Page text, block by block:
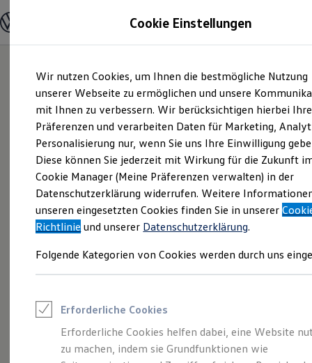
Hauptinhalt
springen
Footer
springen
Modelle und Konfigurator
Modelle vergleichen
Elektroautos
ENERGY Sondermodelle
Nutzfahrzeuge
SUV und CUV
Familienautos
Kombis
Kompaktwagen
Sportwagen
Schnell verfügbare Fahrzeuge
Angebote und Produkte
Aktuelle Angebote
E-Auto-Förderung
Volkswagen Marktplatz
Junge Gebrauchtwagen und Gebrauchtwagen
Saisonangebote
Leasing
Leasing-Angebote
Gebrauchtwagen Leasing
Cookie Einstellungen
Wir nutzen Cookies, um Ihnen die bestmögliche Nutzung
unserer Webseite zu ermöglichen und unsere
mit Ihnen zu verbessern. Wir berücksichtigen hierbei Ihre
Präferenzen und verarbeiten Daten für Marketing,
Personalisierung nur, wenn Sie uns Ihre Einwilligung
Diese können Sie jederzeit mit Wirkung für die Zukunft
Cookie Manager (Meine Präferenzen verwalten) in der
Datenschutzerklärung widerrufen. Weitere
unseren eingesetzten Cookies finden Sie in unserer
Richtlinie und unserer Datenschutzerklärung.
Folgende Kategorien von Cookies werden durch uns
Erforderliche Cookies
Erforderliche Cookies helfen dabei, eine Website
zu machen, indem sie Grundfunktionen wie